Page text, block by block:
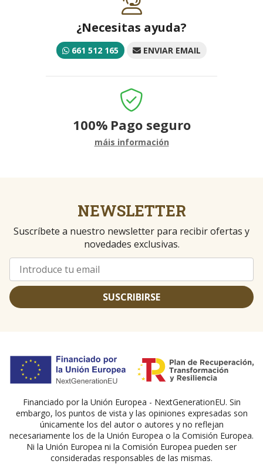
¿Necesitas ayuda?
661 512 165 ENVIAR EMAIL
100% Pago seguro
máis información
NEWSLETTER
Suscríbete a nuestro newsletter para recibir ofertas y
novedades exclusivas.
SUSCRIBIRSE
Financiado por la Unión Europea - NextGenerationEU. Sin
embargo, los puntos de vista y las opiniones expresadas son
únicamente los del autor o autores y no reflejan
necesariamente los de la Unión Europea o la Comisión Europea.
Ni la Unión Europea ni la Comisión Europea pueden ser
consideradas responsables de las mismas.